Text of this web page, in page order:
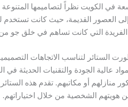
الكويت نظراً لتصاميمها المتنوعة
إلى العصور القديمة، حيث كانت
الفريدة التي كانت تساهم في خلق جو
الستائر لتناسب الاتجاهات
عالية الجودة والتقنيات الحديثة
منازلهم أو مكاتبهم. تقدم هذه
هويتهم الشخصية من خلال اختياراتهم.